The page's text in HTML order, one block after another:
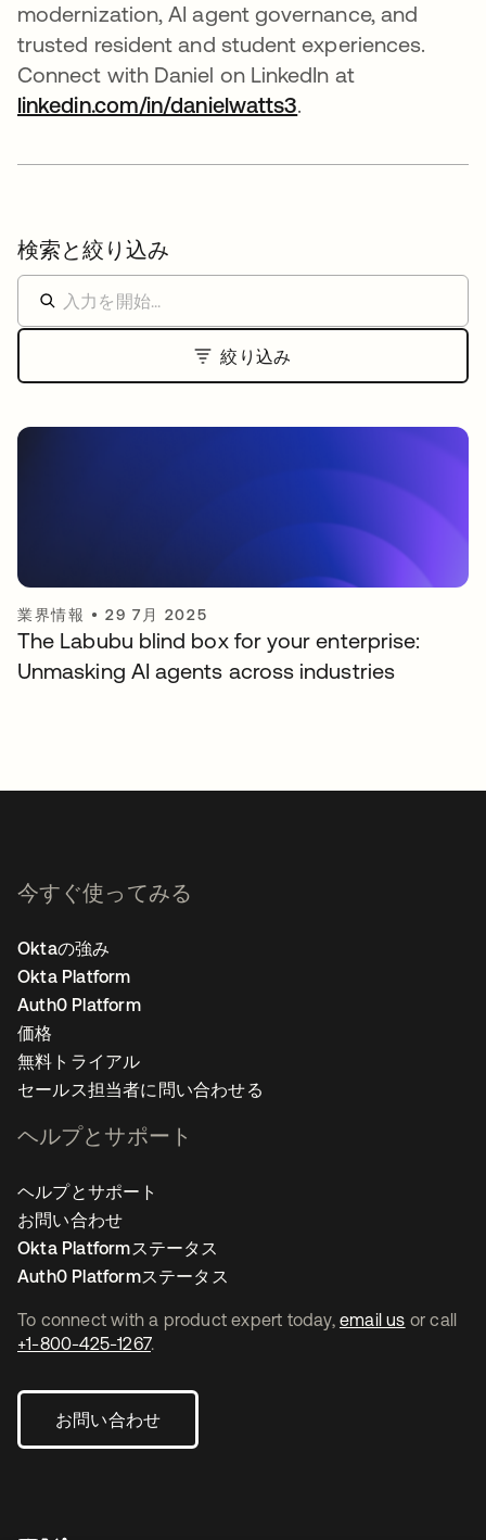
modernization, AI agent governance, and
trusted resident and student experiences.
Connect with Daniel on LinkedIn at
linkedin.com/in/danielwatts3新しいタブで開く
.
検索と絞り込み
絞り込み
業界情報 •29 7月 2025
The Labubu blind box for your enterprise:
Unmasking AI agents across industries
To connect with a product expert today, email us or call
+1-800-425-1267.
お問い合わせ
今すぐ使ってみる
Oktaの強み
Okta Platform
Auth0 Platform
価格
無料トライアル
セールス担当者に問い合わせる
ヘルプとサポート
ヘルプとサポート
お問い合わせ
Okta Platformステータス
Auth0 Platformステータス